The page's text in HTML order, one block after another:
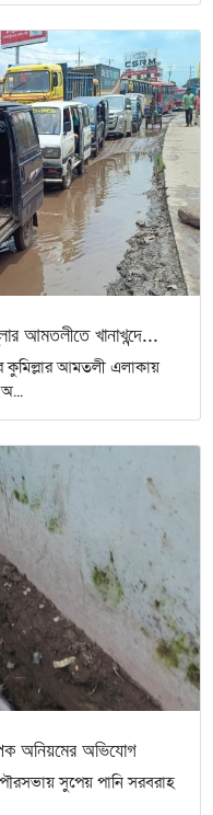
আমতলীতে খানাখন্দে...
কুমিল্লার আমতলী এলাকায়
অ...
অনিয়মের অভিযোগ
পৌরসভায় সুপেয় পানি সরবরাহ